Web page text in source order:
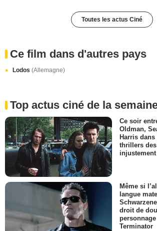
Toutes les actus Ciné
Ce film dans d'autres pays
Lodos (Allemagne)
Top actus ciné de la
Ce soir
Oldman,
Harris
thrillers des
Même si
langue
droit de
Terminator